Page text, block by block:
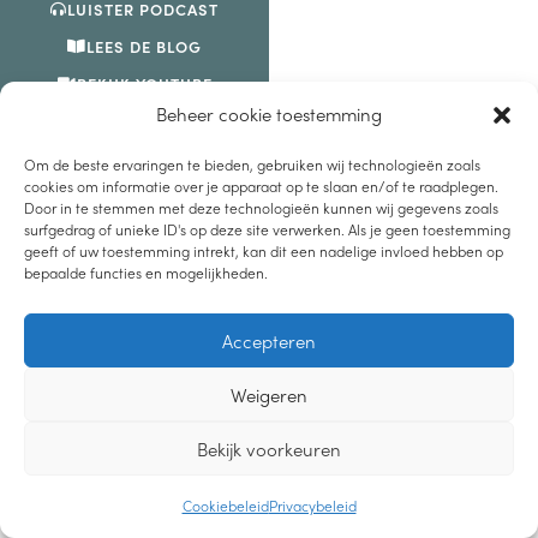
Beheer cookie toestemming
Om de beste ervaringen te bieden, gebruiken wij technologieën zoals
cookies om informatie over je apparaat op te slaan en/of te raadplegen.
Door in te stemmen met deze technologieën kunnen wij gegevens zoals
surfgedrag of unieke ID's op deze site verwerken. Als je geen toestemming
geeft of uw toestemming intrekt, kan dit een nadelige invloed hebben op
bepaalde functies en mogelijkheden.
Accepteren
Weigeren
Bekijk voorkeuren
CookiebeleidPrivacybeleid
LUISTER PODCAST
LEES DE BLOG
BEKIJK YOUTUBE
2019-2021 – LIEVEMOEDERS.NL
CREDITS DESIGN